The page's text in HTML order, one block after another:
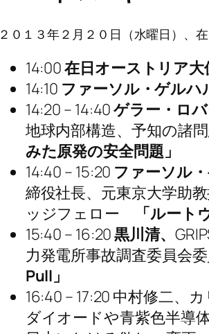
２０１３年２月２０日（水曜日）、
14:00在日オーストリア
14:10 ファーソル・ゲルハ
14:20 – 14:40ゲラー・ロ
地球内部構造、予知の諸
みた原発の安全問題」
14:40 – 15:20 ファーソル
締役社長、元東京大学助
ッジフェロー
「ルート
15:40 – 16:20黒川清、
力発電所事故調査委員会
Pull」
16:40 – 17:20 中村修二、
ダイオードや青紫色半導